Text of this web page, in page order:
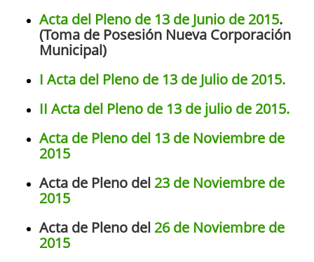
Acta del Pleno de 13 de Junio de 2015.
(Toma de Posesión Nueva Corporación
Municipal)
I Acta del Pleno de 13 de Julio de 2015.
II Acta del Pleno de 13 de julio de 2015.
Acta de Pleno del 13 de Noviembre de
2015
Acta de Pleno del 23 de Noviembre de
2015
Acta de Pleno del 26 de Noviembre de
2015